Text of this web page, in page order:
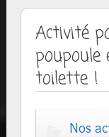
Activité
toilette !
Nos